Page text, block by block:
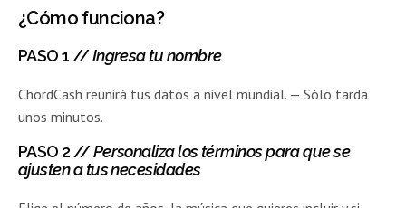
¿Cómo funciona?
PASO 1//Ingresa tu nombre
ChordCash reunirá tus datos a nivel mundial. — Sólo tarda
unos minutos.
PASO 2//Personaliza los términos para que se
ajusten a tus necesidades